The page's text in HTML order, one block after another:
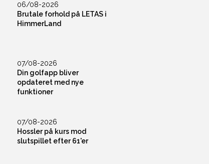
06/08-2026
Brutale forhold på LETAS i
HimmerLand
07/08-2026
Din golfapp bliver
opdateret med nye
funktioner
07/08-2026
Hossler på kurs mod
slutspillet efter 61'er